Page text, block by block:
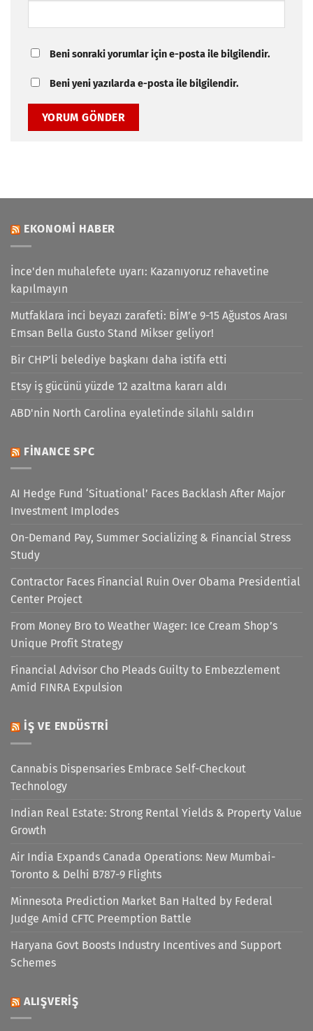
Beni sonraki yorumlar için e-posta ile bilgilendir.
Beni yeni yazılarda e-posta ile bilgilendir.
EKONOMI HABER
İnce'den muhalefete uyarı: Kazanıyoruz rehavetine
kapılmayın
Mutfaklara inci beyazı zarafeti: BİM’e 9-15 Ağustos Arası
Emsan Bella Gusto Stand Mikser geliyor!
Bir CHP’li belediye başkanı daha istifa etti
Etsy iş gücünü yüzde 12 azaltma kararı aldı
ABD'nin North Carolina eyaletinde silahlı saldırı
FINANCE SPC
AI Hedge Fund ‘Situational’ Faces Backlash After Major
Investment Implodes
On-Demand Pay, Summer Socializing & Financial Stress
Study
Contractor Faces Financial Ruin Over Obama Presidential
Center Project
From Money Bro to Weather Wager: Ice Cream Shop’s
Unique Profit Strategy
Financial Advisor Cho Pleads Guilty to Embezzlement
Amid FINRA Expulsion
İŞ VE ENDÜSTRI
Cannabis Dispensaries Embrace Self-Checkout
Technology
Indian Real Estate: Strong Rental Yields & Property Value
Growth
Air India Expands Canada Operations: New Mumbai-
Toronto & Delhi B787-9 Flights
Minnesota Prediction Market Ban Halted by Federal
Judge Amid CFTC Preemption Battle
Haryana Govt Boosts Industry Incentives and Support
Schemes
ALIŞVERIŞ